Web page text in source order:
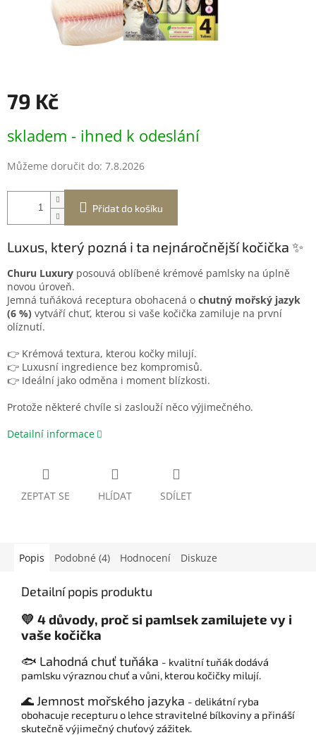
79 Kč
cena:
skladem - ihned k odeslání
Můžeme doručit do: 7.8.2026
Přidat do košíku
Luxus, který pozná i ta nejnáročnější kočička ✨
Churu Luxury posouvá oblíbené krémové pamlsky na úplně
novou úroveň.
Jemná tuňáková receptura obohacená o chutný mořský jazyk
(6 %) vytváří chuť, kterou si vaše kočička zamiluje na první
olíznutí.
👉 Krémová textura, kterou kočky milují.
👉 Luxusní ingredience bez kompromisů.
👉 Ideální jako odměna i moment blízkosti.
Protože některé chvíle si zaslouží něco výjimečného.
Detailní informace
ZEPTAT SE HLÍDAT SDÍLET
Popis Podobné (4) Hodnocení Diskuze
Detailní popis produktu
💛 4 důvody, proč si pamlsek zamilujete vy i
vaše kočička
🐟 Lahodná chuť tuňáka - kvalitní tuňák dodává
pamlsku výraznou chuť a vůni, kterou kočičky milují.
🌊 Jemnost mořského jazyka - delikátní ryba
obohacuje recepturu o lehce stravitelné bílkoviny a přináší
skutečně výjimečný chuťový zážitek.